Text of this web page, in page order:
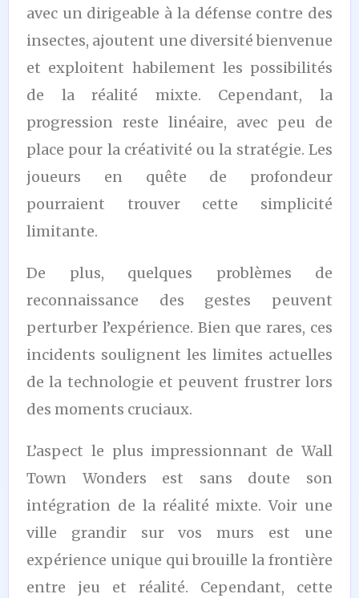
avec un dirigeable à la défense contre des
insectes, ajoutent une diversité bienvenue
et exploitent habilement les possibilités
de la réalité mixte. Cependant, la
progression reste linéaire, avec peu de
place pour la créativité ou la stratégie. Les
joueurs en quête de profondeur
pourraient trouver cette simplicité
limitante.
De plus, quelques problèmes de
reconnaissance des gestes peuvent
perturber l’expérience. Bien que rares, ces
incidents soulignent les limites actuelles
de la technologie et peuvent frustrer lors
des moments cruciaux.
L’aspect le plus impressionnant de Wall
Town Wonders est sans doute son
intégration de la réalité mixte. Voir une
ville grandir sur vos murs est une
expérience unique qui brouille la frontière
entre jeu et réalité. Cependant, cette